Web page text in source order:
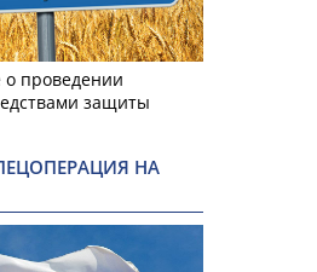
проведении
защиты
НА